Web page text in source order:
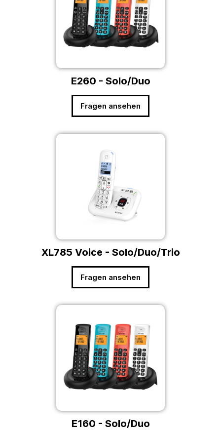
E260 - Solo/Duo
Fragen ansehen
XL785 Voice - Solo/Duo/Trio
Fragen ansehen
E160 - Solo/Duo